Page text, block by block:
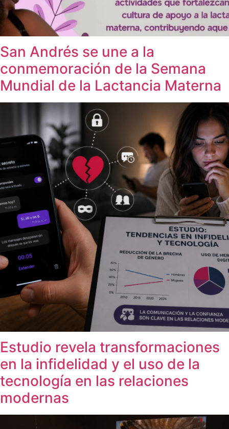
San Andrés se une a la
conmemoración de la Semana
Mundial de la Lactancia Materna
Estudio revela transformaciones
en la infidelidad y el uso de la
tecnología en las relaciones
modernas